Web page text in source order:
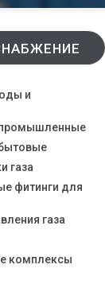
и
промышленные
газа
фитинги для
газа
комплексы